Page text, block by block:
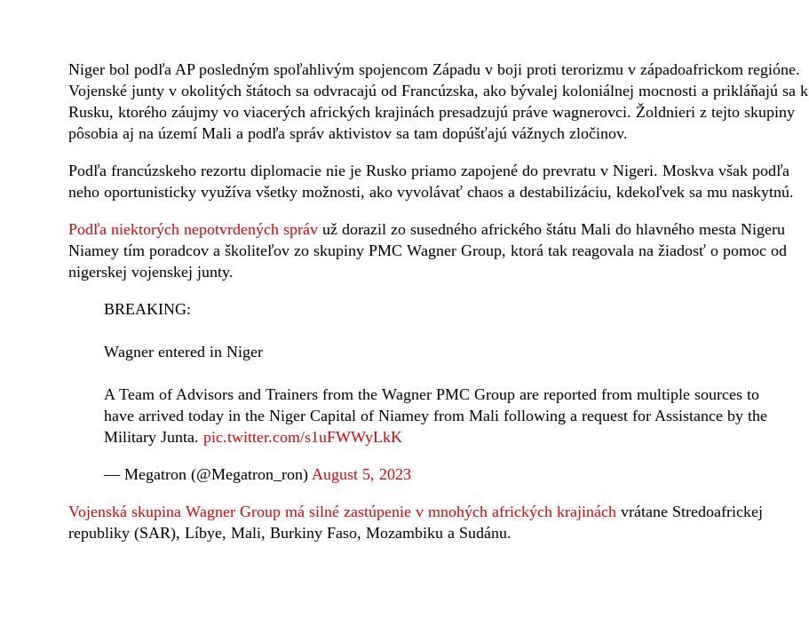
Niger bol podľa AP posledným spoľahlivým spojencom Západu v boji proti terorizmu v západoafrickom regióne.
Vojenské junty v okolitých štátoch sa odvracajú od Francúzska, ako bývalej koloniálnej mocnosti a prikláňajú sa k
Rusku, ktorého záujmy vo viacerých afrických krajinách presadzujú práve wagnerovci. Žoldnieri z tejto skupiny
pôsobia aj na území Mali a podľa správ aktivistov sa tam dopúšťajú vážnych zločinov.
Podľa francúzskeho rezortu diplomacie nie je Rusko priamo zapojené do prevratu v Nigeri. Moskva však podľa
neho oportunisticky využíva všetky možnosti, ako vyvolávať chaos a destabilizáciu, kdekoľvek sa mu naskytnú.
Podľa niektorých nepotvrdených správ už dorazil zo susedného afrického štátu Mali do hlavného mesta Nigeru
Niamey tím poradcov a školiteľov zo skupiny PMC Wagner Group, ktorá tak reagovala na žiadosť o pomoc od
nigerskej vojenskej junty.
BREAKING:
Wagner entered in Niger
A Team of Advisors and Trainers from the Wagner PMC Group are reported from multiple sources to
have arrived today in the Niger Capital of Niamey from Mali following a request for Assistance by the
Military Junta. pic.twitter.com/s1uFWWyLkK
— Megatron (@Megatron_ron) August 5, 2023
Vojenská skupina Wagner Group má silné zastúpenie v mnohých afrických krajinách vrátane Stredoafrickej
republiky (SAR), Líbye, Mali, Burkiny Faso, Mozambiku a Sudánu.